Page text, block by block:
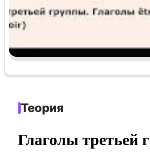
Теория
Глаголы третьей